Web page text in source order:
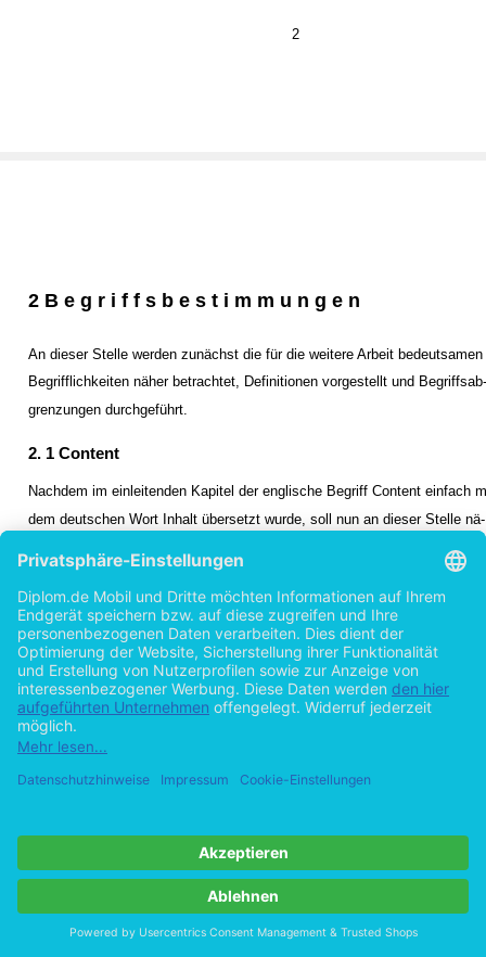
2
2 B e g r i f f s b e s t i m m u n g e n
An dieser Stelle werden zunächst die für die weitere Arbeit bedeutsamen
Begrifflichkeiten näher betrachtet, Definitionen vorgestellt und
grenzungen durchgeführt.
2. 1 Content
Nachdem im einleitenden Kapitel der englische Begriff Content einfach
dem deutschen Wort Inhalt übersetzt wurde, soll nun an dieser Stelle nä-
her betrachtet werden, wie in diesem Zusammenhang Inhalt zu
ist. Dabei fällt auf, dass der Begriff Content zwar eingedeutscht wurde
häufig verwendet wird, es allerdings keine allgemeingültige Übersetzung
im Sinne eines gleichwertigen deutschen Wortes gibt. Ebenso gibt es
auch keine weitläufige Definition an Hand derer man den Begriff Content
veranschaulichen könnte. ,,Content ist eigentlich das ,Unwort des
da es kaum ein Wort gibt, das bei so vielfältiger Nutzung derart unklar
legt ist." [Schenk (Geschäftsmodelle 2001)]
allerdings berücksichtigt werden, dass die hier erörterten Definitionen
dem Bereich des eCommerce stammen und auch im Weiteren nur aus
diesem Blickwinkel betrachtet werden. Unter diesem Gesichtspunkt soll
zunächst die Definition von Rajput vorgestellt werden, welcher Content